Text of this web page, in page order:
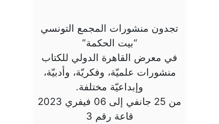
تجدون منشورات المجمع التونسي
“بيت الحكمة”
في معرض القاهرة الدولي للكتاب
منشورات علميّة، وفكريّة، وأدبيّة،
وإبداعيّة مختلفة.
من 25 جانفي إلى 06 فيفري 2023
قاعة رقم 3